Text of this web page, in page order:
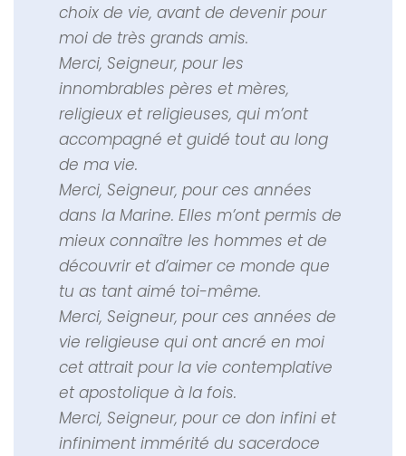
choix de vie, avant de devenir pour
moi de très grands amis.
Merci, Seigneur, pour les
innombrables pères et mères,
religieux et religieuses, qui m’ont
accompagné et guidé tout au long
de ma vie.
Merci, Seigneur, pour ces années
dans la Marine. Elles m’ont permis de
mieux connaître les hommes et de
découvrir et d’aimer ce monde que
tu as tant aimé toi-même.
Merci, Seigneur, pour ces années de
vie religieuse qui ont ancré en moi
cet attrait pour la vie contemplative
et apostolique à la fois.
Merci, Seigneur, pour ce don infini et
infiniment immérité du sacerdoce